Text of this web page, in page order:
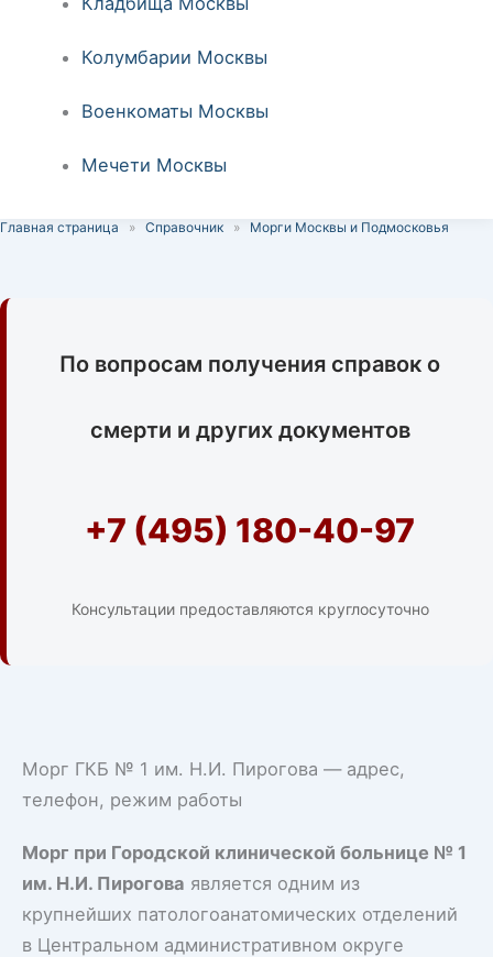
Колумбарии Москвы
Военкоматы Москвы
Мечети Москвы
Главная страница » Справочник » Морги Москвы и Подмосковья
По вопросам получения справок о
смерти и других документов
+7 (495) 180-40-97
Консультации предоставляются круглосуточно
Морг ГКБ № 1 им. Н.И. Пирогова — адрес,
телефон, режим работы
Морг при Городской клинической больнице № 1
им. Н.И. Пирогова является одним из
крупнейших патологоанатомических отделений
в Центральном административном округе